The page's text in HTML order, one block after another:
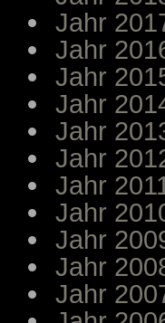
Jahr
Jahr
Jahr
Jahr
Jahr
Jahr
Jahr
Jahr
Jahr
Jahr
Jahr